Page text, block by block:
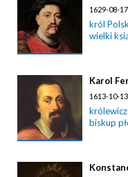
1629-08-
król
wielki
Karol
1613-10-
biskup